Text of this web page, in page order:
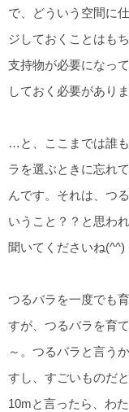
で、どういう空間に
ジしておくことはも
支持物が必要になっ
しておく必要がありま
…と、ここまでは誰
ラを選ぶときに忘れ
んです。それは、つ
いうこと？？と思わ
聞いてくださいね(^^)
つるバラを一度でも
すが、つるバラを育
～。つるバラと言う
すし、すごいものだ
10mと言ったら、わ